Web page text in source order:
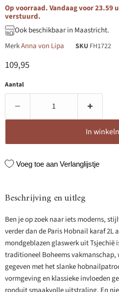
Op voorraad. Vandaag voor 23.59
verstuurd.
Ook beschikbaar in Maastricht.
MerkAnna von Lipa SKU FH1722
Huidige prijs
109,95
Aantal
In
Voeg toe aan Verlanglijstje
Beschrijving en uitleg
Ben je op zoek naar iets moderns,
verder dan de Paris Hobnail karaf 2L
mondgeblazen glaswerk uit Tsjechië
traditioneel Boheems
gegeven met het slanke
vormgeving en klassieke invloeden